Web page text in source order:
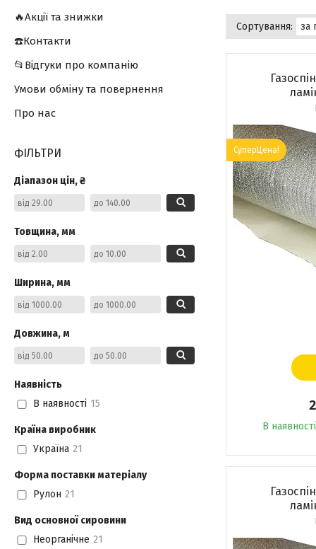
СуперЦена!
В наявності
🔥Акції та знижки
☎️Контакти
📂Відгуки про компанію
Умови обміну та повернення
Про нас
ФІЛЬТРИ
Діапазон цін, ₴
Товщина, мм
Ширина, мм
Довжина, м
Наявність
В наявності 15
Країна виробник
Україна 21
Форма поставки матеріалу
Рулон 21
Вид основної сировини
Неорганічне 21